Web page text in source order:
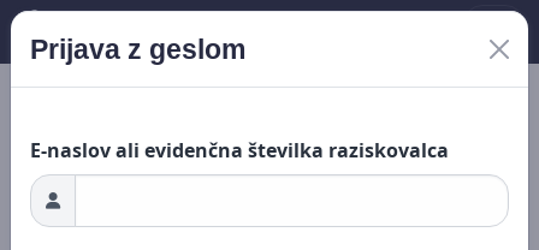
Nalaganje ...
Prijava z geslom
E-naslov ali evidenčna številka raziskovalca